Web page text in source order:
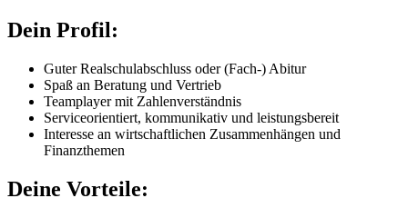
Dein Profil:
Guter Realschulabschluss oder (Fach-) Abitur
Spaß an Beratung und Vertrieb
Teamplayer mit Zahlenverständnis
Serviceorientiert, kommunikativ und leistungsbereit
Interesse an wirtschaftlichen Zusammenhängen und
Finanzthemen
Deine Vorteile: